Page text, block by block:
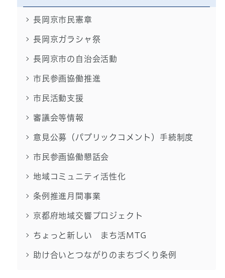
長岡京市民憲章
長岡京ガラシャ祭
長岡京市の自治会活動
市民参画協働推進
市民活動支援
審議会等情報
意見公募（パブリックコメント）手続制度
市民参画協働懇話会
地域コミュニティ活性化
条例推進月間事業
京都府地域交響プロジェクト
ちょっと新しい まち活MTG
助け合いとつながりのまちづくり条例